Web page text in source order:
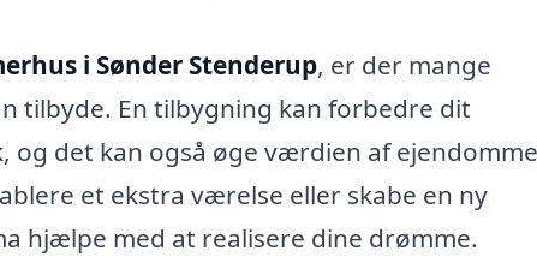
i Sønder Stenderup, er der mange
tilbyde. En tilbygning kan forbedre dit
det kan også øge værdien af
et ekstra værelse eller skabe en ny
hjælpe med at realisere dine drømme.